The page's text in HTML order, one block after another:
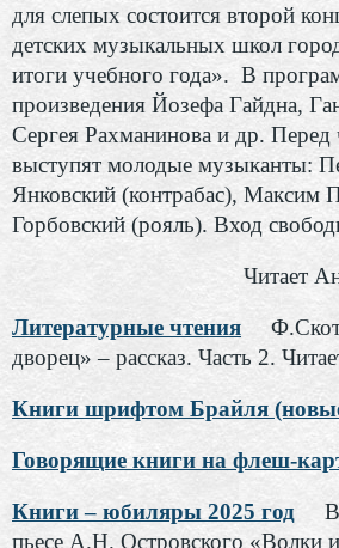
для слепых состоится второй
детских музыкальных школ
итоги учебного года». В
произведения Йозефа Гайдна,
Сергея Рахманинова и др. Перед
выступят молодые музыканты:
Янковский (контрабас), Максим
Горбовский (рояль). Вход
Читает
Литературные чтения
дворец» – рассказ. Часть 2.
Книги шрифтом Брайля
Говорящие книги на флеш-
Книги – юбиляры 2025 год
пьесе А.Н. Островского «Волки